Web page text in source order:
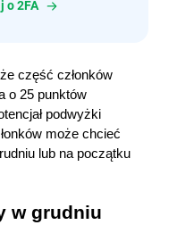
o 2FA
część członków
o 25 punktów
podwyżki
może chcieć
lub na początku
w grudniu